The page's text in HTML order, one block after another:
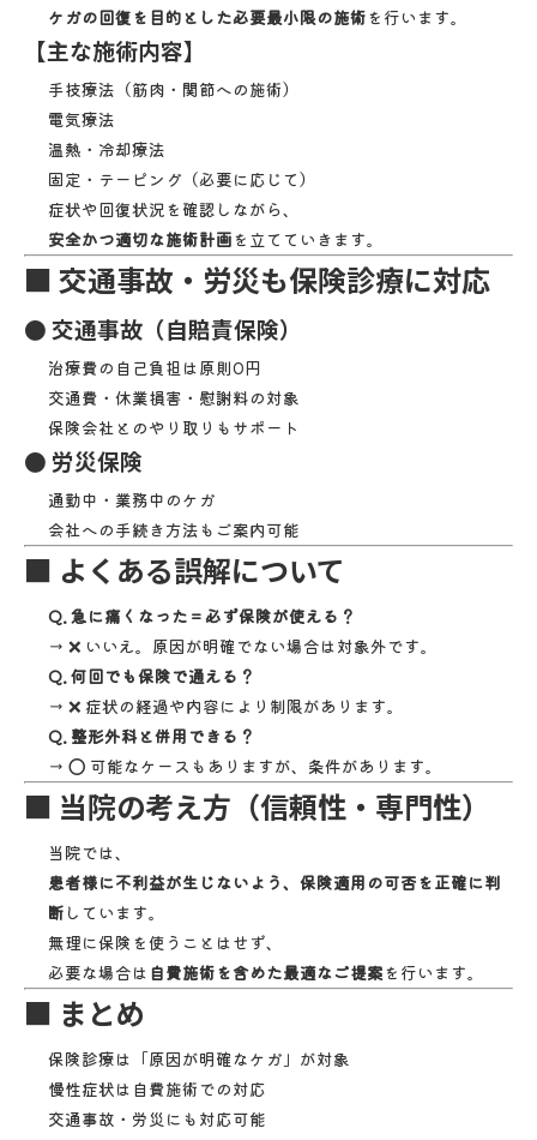
ケガの回復を目的とした必要最小限の施術を行います。
【主な施術内容】
手技療法（筋肉・関節への施術）
電気療法
温熱・冷却療法
固定・テーピング（必要に応じて）
症状や回復状況を確認しながら、
安全かつ適切な施術計画を立てていきます。
■ 交通事故・労災も保険診療に対応
● 交通事故（自賠責保険）
治療費の自己負担は原則0円
交通費・休業損害・慰謝料の対象
保険会社とのやり取りもサポート
● 労災保険
通勤中・業務中のケガ
会社への手続き方法もご案内可能
■ よくある誤解について
Q. 急に痛くなった＝必ず保険が使える？
→ ❌ いいえ。原因が明確でない場合は対象外です。
Q. 何回でも保険で通える？
→ ❌ 症状の経過や内容により制限があります。
Q. 整形外科と併用できる？
→ ⭕ 可能なケースもありますが、条件があります。
■ 当院の考え方（信頼性・専門性）
当院では、
患者様に不利益が生じないよう、保険適用の可否を正確に判
断 しています。
無理に保険を使うことはせず、
必要な場合は 自費施術を含めた最適なご提案を行います。
■ まとめ
保険診療は「原因が明確なケガ」が対象
慢性症状は自費施術での対応
交通事故・労災にも対応可能